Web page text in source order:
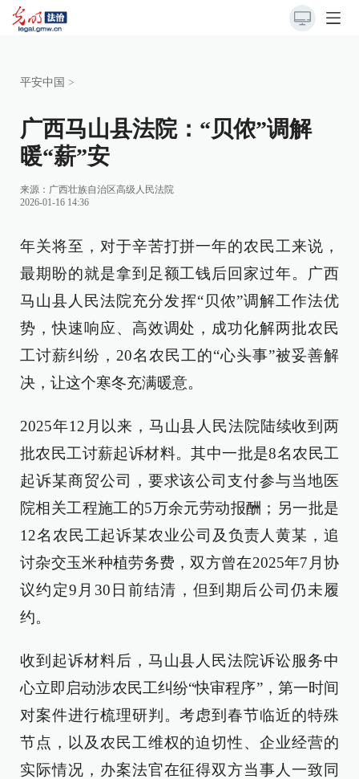
平安中国 >
广西马山县法院：“贝侬”调解
暖“薪”安
来源： 广西壮族自治区高级人民法院
2026-01-16 14:36
年关将至，对于辛苦打拼一年的农民工来说，
最期盼的就是拿到足额工钱后回家过年。广西
马山县人民法院充分发挥“贝侬”调解工作法优
势，快速响应、高效调处，成功化解两批农民
工讨薪纠纷，20名农民工的“心头事”被妥善解
决，让这个寒冬充满暖意。
2025年12月以来，马山县人民法院陆续收到两
批农民工讨薪起诉材料。其中一批是8名农民工
起诉某商贸公司，要求该公司支付参与当地医
院相关工程施工的5万余元劳动报酬；另一批是
12名农民工起诉某农业公司及负责人黄某，追
讨杂交玉米种植劳务费，双方曾在2025年7月协
议约定9月30日前结清，但到期后公司仍未履
约。
收到起诉材料后，马山县人民法院诉讼服务中
心立即启动涉农民工纠纷“快审程序”，第一时间
对案件进行梳理研判。考虑到春节临近的特殊
节点，以及农民工维权的迫切性、企业经营的
实际情况，办案法官在征得双方当事人一致同